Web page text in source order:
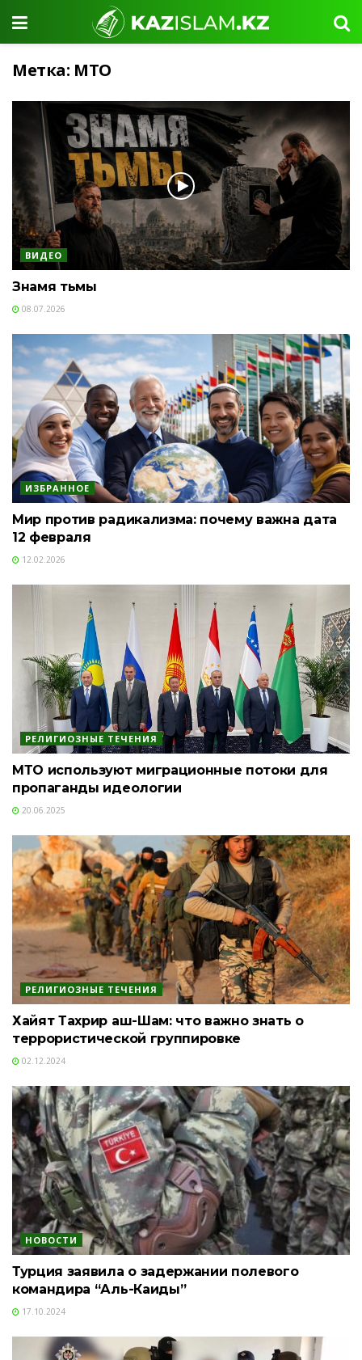
Метка: МТО
ВИДЕО
Знамя тьмы
08.07.2026
ИЗБРАННОЕ
Мир против радикализма: почему важна дата
12 февраля
12.02.2026
РЕЛИГИОЗНЫЕ ТЕЧЕНИЯ
МТО используют миграционные потоки для
пропаганды идеологии
20.06.2025
РЕЛИГИОЗНЫЕ ТЕЧЕНИЯ
Хайят Тахрир аш-Шам: что важно знать о
террористической группировке
02.12.2024
НОВОСТИ
Турция заявила о задержании полевого
командира “Аль-Каиды”
17.10.2024